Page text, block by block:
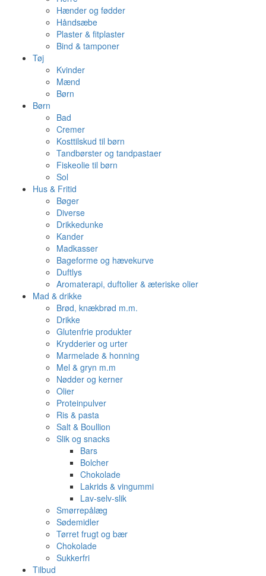
Hænder og fødder
Håndsæbe
Plaster & fitplaster
Bind & tamponer
Tøj
Kvinder
Mænd
Børn
Børn
Bad
Cremer
Kosttilskud til børn
Tandbørster og tandpastaer
Fiskeolie til børn
Sol
Hus & Fritid
Bøger
Diverse
Drikkedunke
Kander
Madkasser
Bageforme og hævekurve
Duftlys
Aromaterapi, duftolier & æteriske olier
Mad & drikke
Brød, knækbrød m.m.
Drikke
Glutenfrie produkter
Krydderier og urter
Marmelade & honning
Mel & gryn m.m
Nødder og kerner
Olier
Proteinpulver
Ris & pasta
Salt & Boullion
Slik og snacks
Bars
Bolcher
Chokolade
Lakrids & vingummi
Lav-selv-slik
Smørrepålæg
Sødemidler
Tørret frugt og bær
Chokolade
Sukkerfri
Tilbud